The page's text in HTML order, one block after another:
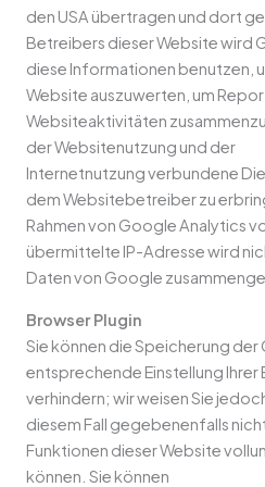
den USA übertragen und dort
Betreibers dieser Website wird
diese Informationen benutzen,
Website auszuwerten, um
Websiteaktivitäten
der Websitenutzung und der
Internetnutzung verbundene
dem Websitebetreiber zu
Rahmen von Google Analytics
übermittelte IP-Adresse wird
Daten von Google
Browser Plugin
Sie können die Speicherung der
entsprechende Einstellung
verhindern; wir weisen Sie
diesem Fall gegebenenfalls
Funktionen dieser Website
können. Sie können